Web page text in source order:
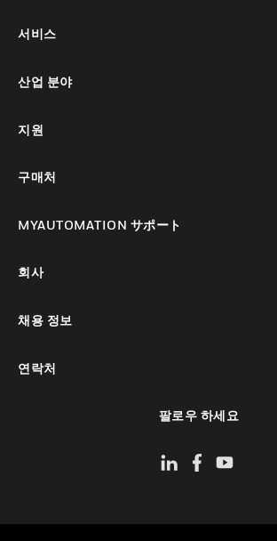
서비스
산업 분야
지원
구매처
MYAUTOMATION サポート
회사
채용 정보
연락처
팔로우 하세요